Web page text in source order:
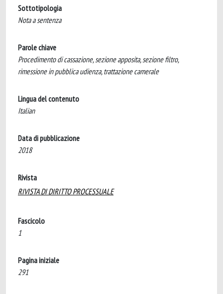
Sottotipologia
Nota a sentenza
Parole chiave
Procedimento di cassazione, sezione apposita, sezione filtro,
rimessione in pubblica udienza, trattazione camerale
Lingua del contenuto
Italian
Data di pubblicazione
2018
Rivista
RIVISTA DI DIRITTO PROCESSUALE
Fascicolo
1
Pagina iniziale
291